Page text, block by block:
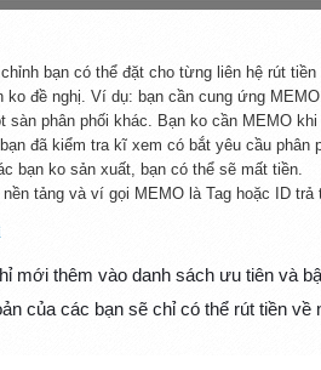
bạn có thể đặt cho từng liên hệ rút
ko đề nghị. Ví dụ: bạn cần cung ứng
sàn phân phối khác. Bạn ko cần MEMO
đã kiểm tra kĩ xem có bắt yêu cầu phân
bạn ko sản xuất, bạn có thể sẽ mất tiền.
tảng và ví gọi MEMO là Tag hoặc ID trả
mới thêm vào danh sách ưu tiên và
của các bạn sẽ chỉ có thể rút tiền